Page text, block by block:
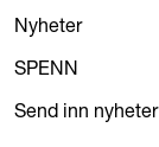
Nyheter
SPENN
Send inn nyheter